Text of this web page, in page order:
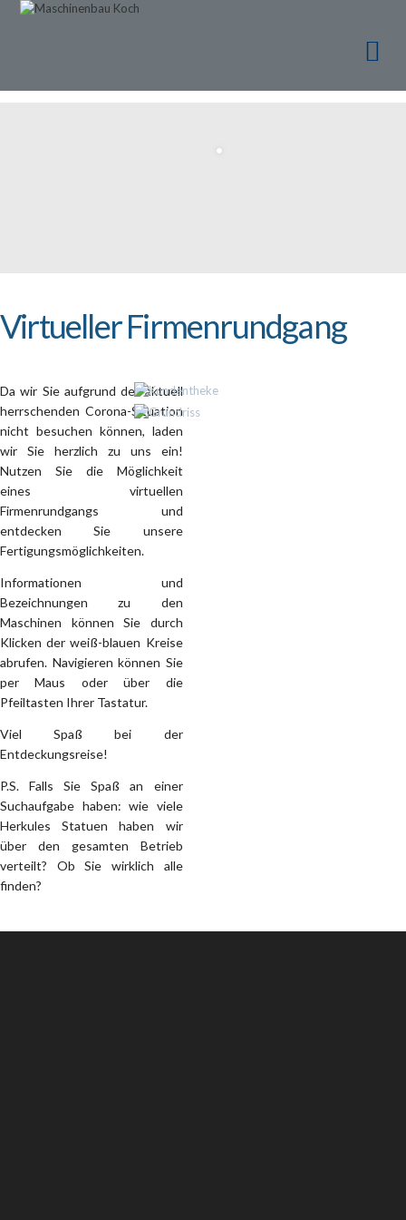
Virtueller Firmenrundgang
Da wir Sie aufgrund der aktuell
herrschenden Corona-Situation
nicht besuchen können, laden
wir Sie herzlich zu uns ein!
Nutzen Sie die Möglichkeit
eines virtuellen
Firmenrundgangs und
entdecken Sie unsere
Fertigungsmöglichkeiten.
Informationen und
Bezeichnungen zu den
Maschinen können Sie durch
Klicken der weiß-blauen Kreise
abrufen. Navigieren können Sie
per Maus oder über die
Pfeiltasten Ihrer Tastatur.
Viel Spaß bei der
Entdeckungsreise!
P.S. Falls Sie Spaß an einer
Suchaufgabe haben: wie viele
Herkules Statuen haben wir
über den gesamten Betrieb
verteilt? Ob Sie wirklich alle
finden?